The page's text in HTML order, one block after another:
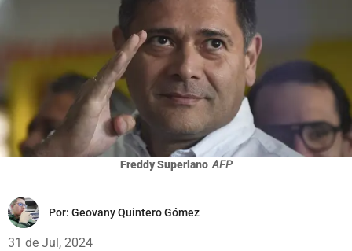
Freddy Superlano AFP
Por: Geovany Quintero Gómez
31 de Jul, 2024